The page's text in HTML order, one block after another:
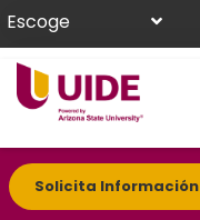
Escoge
Solicita Información